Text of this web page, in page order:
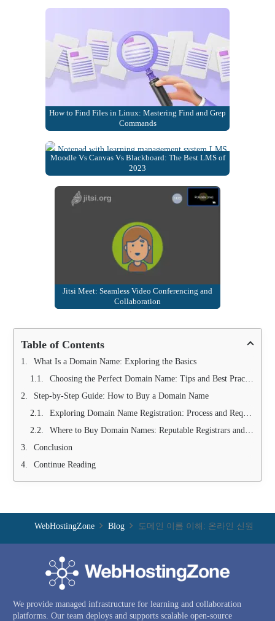
How to Find Files in Linux: Mastering Find and Grep
Commands
Moodle Vs Canvas Vs Blackboard: The Best LMS of
2023
Jitsi Meet: Seamless Video Conferencing and
Collaboration
Table of Contents
What Is a Domain Name: Exploring the Basics
Choosing the Perfect Domain Name: Tips and Best Practices
Step-by-Step Guide: How to Buy a Domain Name
Exploring Domain Name Registration: Process and Requirements
Where to Buy Domain Names: Reputable Registrars and Marketplaces
Conclusion
Continue Reading
WebHostingZone Blog 도메인 이름 이해: 온라인 신원
We provide managed infrastructure for learning and collaboration
platforms. Our team deploys and supports scalable open-source